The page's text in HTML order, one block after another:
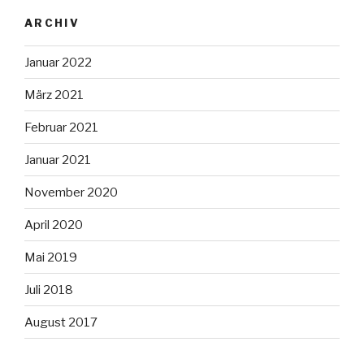
ARCHIV
Januar 2022
März 2021
Februar 2021
Januar 2021
November 2020
April 2020
Mai 2019
Juli 2018
August 2017